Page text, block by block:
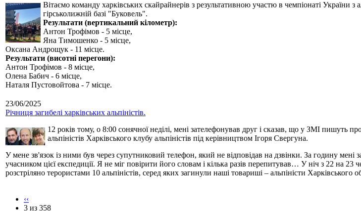
Вітаємо команду харківських скайрайнерів з результативною участю в чемпіонаті України
гірськолижній базі "Буковель".
Результати (вертикальний кілометр):
Антон Трофімов - 5 місце,
Яна Тимошенко - 5 місце,
Оксана Андрощук - 11 місце.
Результати (висотні перегони):
Антон Трофімов - 8 місце,
Олена Бабич - 6 місце,
Наталя Пустовойтова - 7 місце.
23/06/2025
Річниця загибелі харківських альпіністів.
12 років тому, о 8:00 сонячної неділі, мені зателефонував друг і сказав, що у ЗМІ пишуть
альпіністів Харківського клубу альпіністів під керівництвом Ігоря Свергуна.
У мене зв'язок із ними був через супутниковий телефон, який не відповідав на дзвінки. За годину
учасником цієї експедиції. Я не міг повірити його словам і кілька разів перепитував… У ніч з 22 на
розстріляно терористами 10 альпіністів, серед яких загинули наші товариші – альпіністи Харківського
‹‹
3 из 358